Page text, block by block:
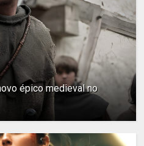
épico medieval no